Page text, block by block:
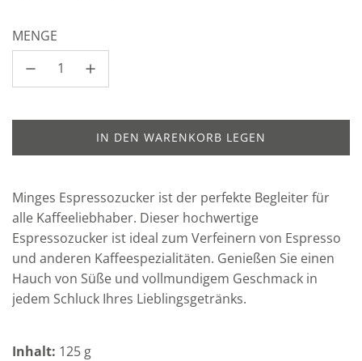
MENGE
IN DEN WARENKORB LEGEN
L
E
N
.
.
Minges Espressozucker ist der perfekte Begleiter für
alle Kaffeeliebhaber. Dieser hochwertige
Espressozucker ist ideal zum Verfeinern von Espresso
und anderen Kaffeespezialitäten. Genießen Sie einen
Hauch von Süße und vollmundigem Geschmack in
jedem Schluck Ihres Lieblingsgetränks.
Inhalt: 125 g